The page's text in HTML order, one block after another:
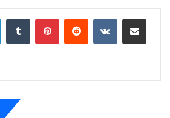
LinkedInTumblr PinterestReddit VKontakteZdieľať cez email